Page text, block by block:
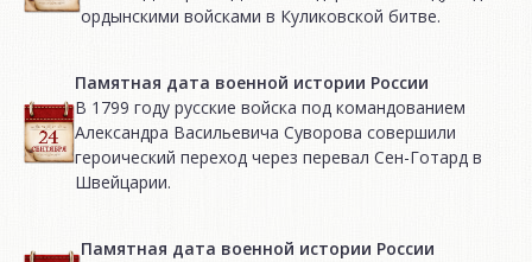
ордынскими войсками в Куликовской битве.
Памятная дата военной истории России
В 1799 году русские войска под командованием
Александра Васильевича Суворова совершили
героический переход через перевал Сен-Готард в
Швейцарии.
Памятная дата военной истории России